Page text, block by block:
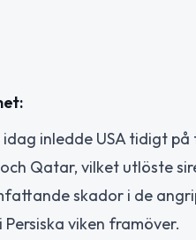
inledde USA tidigt
Qatar, vilket utlöste
skador i de
viken framöver.